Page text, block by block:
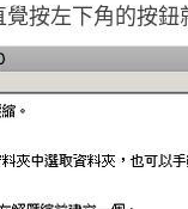
頭
照
按左下角的按鈕